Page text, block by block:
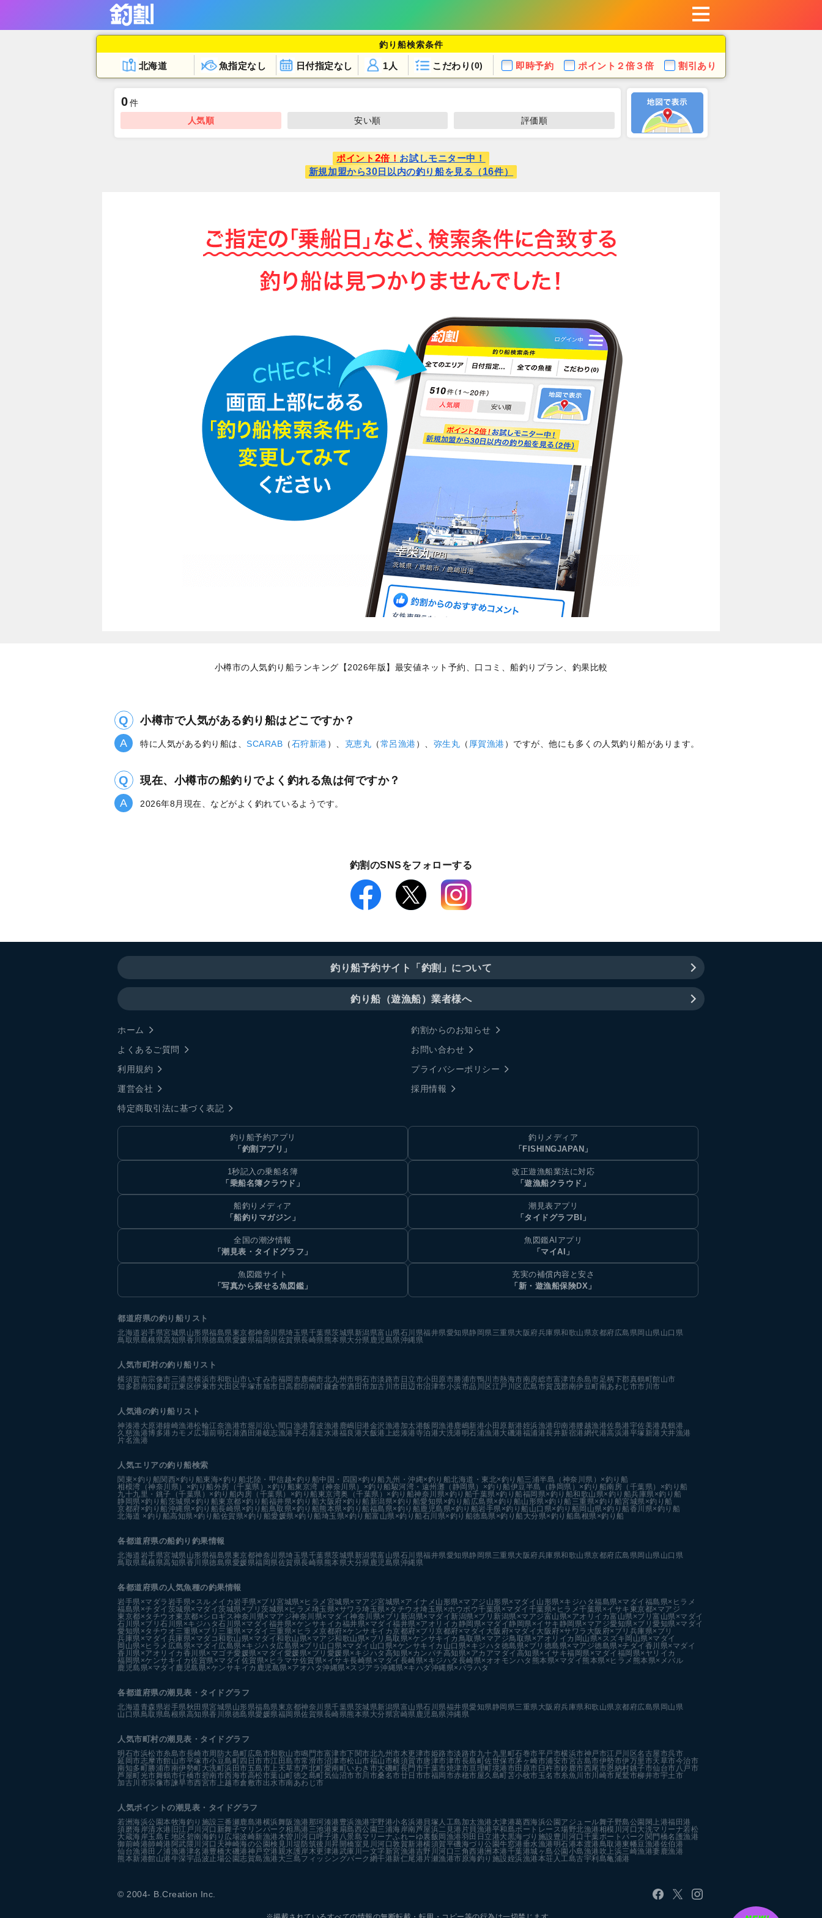
釣り船検索条件
北海道 魚指定なし 日付指定なし こだわり (0)
1人 即時予約 ポイント ２倍３倍 割引あり
0件
人気順
安い順 評価順
ポイント 2倍！ お試しモニター中！
新規加盟から30 日以内の釣り船を見る（16件）
小樽市の人気釣り船ランキング【2026年版】最安値ネット予約、口コミ、船釣りプラン、釣果比較
小樽市で人気がある釣り船はどこですか？
特に人気がある釣り船は、 SCARAB （石狩新港）、 克恵丸 （常呂漁港）、 弥生丸 （ 厚賀漁港）ですが、他にも多くの人気釣り船があります。
現在、小樽市の船釣りでよく釣れる魚は何ですか？
2026年8月現在、などがよく釣れているようです。
釣割のSNSをフォローする
釣り船予約サイト「釣割」について
釣り船（遊漁船）業者様へ
ホーム
釣割からのお知らせ
よくあるご質問
お問い合わせ
利用規約
プライバシーポリシー
運営会社
採用情報
特定商取引法に基づく表記
釣り船予約アプリ
「釣割アプリ」
釣りメディア
「FISHINGJAPAN」
1秒記入の乗船名簿
「乗船名簿クラウド」
改正遊漁船業法に対応
「遊漁船クラウド」
船釣りメディア
「船釣りマガジン」
潮見表アプリ
「タイドグラフBI」
全国の潮汐情報
「潮見表・タイドグラフ」
魚図鑑AIアプリ
「マイAI」
魚図鑑サイト
「写真から探せる魚図鑑」
充実の補償内容と安さ
「新・遊漁船保険DX」
都道府県の釣り船リスト
北海道岩手県宮城県山形県福島県東京都神奈川県埼玉県千葉県茨城県新潟県富山県石川県福井県愛知県静岡県三重県大阪府兵庫県和歌山県京都府広島県岡山県山口県
鳥取県島根県高知県香川県徳島県愛媛県福岡県佐賀県長崎県熊本県大分県鹿児島県沖縄県
人気市町村の釣り船リスト
横須賀市宗像市三浦市横浜市和歌山市いすみ市福岡市鹿嶋市北九州市明石市淡路市 日立市小田原市勝浦市鴨川市熱海市南房総市富津市糸島市足柄下郡真鶴町館山市
知多郡南知多町江東区伊東市大田区平塚市旭市 日高郡印南町鎌倉市酒田市加古川市 田辺市沼津市小浜市品川区 江戸川区 広島市賀茂郡南伊豆町南あわじ市市川市
人気港の釣り船リスト
神湊港 大原港鐘崎漁港松輪江奈漁港市堀川沿い 間口漁港育波漁港 鹿嶋旧港金沢漁港 加太港飯岡漁港鹿嶋新港小田原新港姪浜漁港 印南港 腰越漁港佐島港宇佐美港真鶴港
久慈漁港博多港カモメ広場前明石港酒田港岐志漁港手石港走水港福良港大飯港 上総湊港寺泊港大洗港 明石浦漁港大磯港福浦港長井新宿港網代港高浜港平塚新港 大井漁港
片名漁港
人気エリアの釣り船検索
関東×釣り船関西×釣り船東海×釣り船北陸・甲信越×釣り船中国・四国×釣り船 九州・沖縄×釣り船北海道・東北×釣り船三浦半島（神奈川県）×釣り船
相模湾（神奈川県）×釣り船外房（千葉県）×釣り船東京湾（神奈川県）×釣り船駿河湾・遠州灘（静岡県）×釣り船伊豆半島（静岡県）×釣り船南房（千葉県）×釣り船
九十九里・銚子（千葉県）×釣り船内房（千葉県）×釣り船 東京湾奥（千葉県）×釣り船神奈川県×釣り船千葉県×釣り船福岡県×釣り船和歌山県×釣り船兵庫県×釣り船
静岡県×釣り船茨城県×釣り船東京都×釣り船福井県×釣り船大阪府×釣り船 新潟県×釣り船愛知県×釣り船 広島県×釣り船山形県×釣り船 三重県×釣り船宮城県×釣り船
京都府×釣り船沖縄県×釣り船長崎県×釣り船鳥取県×釣り船熊本県×釣り船福島県×釣り船鹿児島県×釣り船岩手県×釣り船 山口県×釣り船 岡山県×釣り船香川県×釣り船
北海道 ×釣り船高知県×釣り船佐賀県×釣り船愛媛県×釣り船埼玉県×釣り船富山県×釣り船石川県×釣り船徳島県×釣り船 大分県×釣り船島根県×釣り船
各都道府県の船釣り釣果情報
北海道岩手県宮城県山形県福島県東京都神奈川県埼玉県千葉県茨城県新潟県富山県石川県福井県愛知県静岡県三重県大阪府兵庫県和歌山県京都府広島県岡山県山口県
鳥取県島根県高知県香川県徳島県愛媛県福岡県佐賀県長崎県熊本県大分県鹿児島県沖縄県
各都道府県の人気魚種の釣果情報
岩手県×マダラ 岩手県×スルメイカ岩手県×ブリ 宮城県×ヒラメ 宮城県×マアジ宮城県×アイナメ 山形県×マアジ 山形県×マダイ 山形県×キジハタ福島県×マダイ 福島県×ヒラメ
福島県×チダイ 茨城県×マダイ茨城県×ブリ 茨城県×ヒラメ 埼玉県×サワラ埼玉県×タチウオ埼玉県×ホウボウ千葉県×マダイ 千葉県×ヒラメ千葉県×イサキ 東京都×マアジ
東京都×タチウオ東京都×シロギス神奈川県×マアジ神奈川県×マダイ神奈川県×ブリ 新潟県×マダイ 新潟県×ブリ 新潟県×マアジ富山県×アオリイカ富山県×ブリ 富山県×マダイ
石川県×ブリ 石川県×キジハタ石川県×マダイ 福井県×ケンサキイカ 福井県×マダイ福井県×アオリイカ 静岡県×マダイ 静岡県×イサキ 静岡県×マアジ愛知県×ブリ 愛知県×マダイ
愛知県×タチウオ三重県×ブリ 三重県×マダイ 三重県×ヒラメ京都府×ケンサキイカ京都府×ブリ 京都府×マダイ 大阪府×マダイ 大阪府×サワラ 大阪府×ブリ 兵庫県×ブリ
兵庫県×マダイ 兵庫県×マダコ和歌山県×マダイ和歌山県×マアジ和歌山県×ブリ 鳥取県×ケンサキイカ 鳥取県×マアジ鳥取県×アオリイカ 岡山県×スズキ 岡山県×マダイ
岡山県×ヒラメ 広島県×マダイ 広島県×キジハタ 広島県×ブリ 山口県×マダイ 山口県×ケンサキイカ 山口県×キジハタ 徳島県×ブリ 徳島県×マアジ徳島県×チダイ 香川県×マダイ
香川県×アオリイカ 香川県×マゴチ愛媛県×マダイ 愛媛県×ブリ 愛媛県×キジハタ 高知県×カンパチ高知県×アカアマダイ 高知県×イサキ福岡県×マダイ 福岡県×ヤリイカ
福岡県×ケンサキイカ佐賀県×マダイ 佐賀県×ヒラマサ佐賀県×イサキ長崎県×マダイ 長崎県×キジハタ 長崎県×オオモンハタ 熊本県×マダイ 熊本県×ヒラメ 熊本県×メバル
鹿児島県×マダイ 鹿児島県×ケンサキイカ 鹿児島県×アオハタ沖縄県×スジアラ沖縄県×キハダ沖縄県×バラハタ
各都道府県の潮見表 ・タイドグラフ
北海道青森県岩手県秋田県宮城県山形県福島県東京都神奈川県千葉県茨城県新潟県富山県石川県福井県愛知県静岡県三重県大阪府兵庫県和歌山県京都府広島県 岡山県
山口県鳥取県島根県高知県香川県徳島県愛媛県福岡県佐賀県長崎県熊本県大分県宮崎県鹿児島県沖縄県
人気市町村の潮見表・タイドグラフ
明石市浜松市糸島市長崎市周防大島町広島市和歌山市鳴門市富津市下関市北九州市木更津市姫路市淡路市九十九里町石巻市平戸市横浜市神戸市江戸川区名古屋市呉市
延岡市志摩市館山市平塚市小豆島町四日市市江田島市常滑市沼津市松山市福山市横須賀市唐津市津市長島町佐世保市茅ヶ崎市浦安市宮古島市伊勢市伊万里市天草市今治市
南知多町勝浦市南伊勢町大洗町浜田市五島市 上天草市芦北町愛南町いわき市大磯町長門市千葉市焼津市亘理町境港市田原市 臼杵市鈴鹿市西尾市恩納村銚子市仙台市八戸市
芦屋町光市舞鶴市行橋市碧南市西海市高松市葉山町徳之島町気仙沼市市川市桑名市廿日市市福岡市赤穂市屋久島町苫小牧市玉名市糸魚川市川崎市尾鷲市柳井市宇土市
加古川市宗像市諫早市西宮市 上越市倉敷市出水市南あわじ市
人気ポイントの潮見表・タイドグラフ
若洲海浜公園本牧海釣り施設 三番瀬鹿島港横浜舞阪漁港 那珂湊港 豊浜漁港宇野港小名浜港 貝塚人工島 加太漁港 大津港葛西海浜公園 アジュール舞子野島公園 閖上港福田港
須磨海岸清水港 旧江戸川河口 新舞子マリンパーク相馬港 三池港東扇島西公園 三浦海岸南芦屋浜二見港 片貝漁港平和島ボートレース場野北漁港相模川河口 大洗マリーナ若松
大蔵海岸玉島Ｅ地区 碧南海釣り広場波崎新漁港木曽川河口 呼子港 八景島マリーナふれーゆ裏飯岡漁港羽田 日立港大黒海づり施設 豊川河口 千葉ポートパーク 関門橋名護漁港
御前崎港師崎港 阿武隈川河口 天神崎海の公園検見川堤防筑後川昇開橋室見川河口敦賀新港横須賀平磯海づり公園牛窓港垂水漁港 明石港本渡港鳥取港東幡豆漁港佐伯港
仙台漁港 田ノ浦漁港津名港豊橋大磯港神戸空港親水護岸木更津港武庫川一文字 新宮漁港吉野川河口 三角西港洲本港千葉港城ヶ島公園 小島漁港 吹上浜三崎漁港妻鹿漁港
熊本新港館山港牛深宇品波止場公園志賀島漁港 大三島フィッシングパーク 網干港新仁尾港 片瀬漁港市原海釣り施設姪浜漁港本荘人工島古宇利島亀浦港
© 2004- B.Creation Inc.